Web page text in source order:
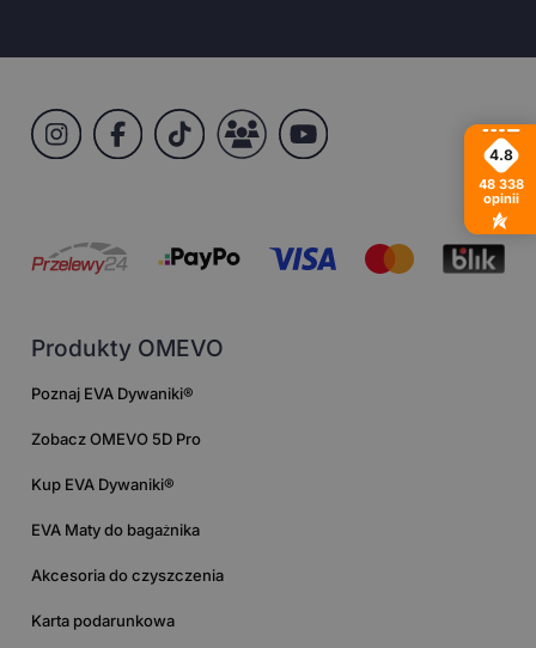
Produkty OMEVO
Poznaj EVA Dywaniki®
Zobacz OMEVO 5D Pro
Kup EVA Dywaniki®
EVA Maty do bagażnika
Akcesoria do czyszczenia
Karta podarunkowa
4.8
48 338
opinii